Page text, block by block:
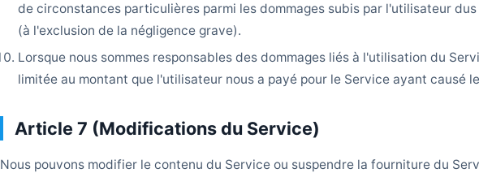
de circonstances particulières parmi les dommages subis par l'utilisateur
(à l'exclusion de la négligence grave).
Lorsque nous sommes responsables des dommages liés à l'utilisation du
limitée au montant que l'utilisateur nous a payé pour le Service ayant causé
Article 7 (Modifications du Service)
Nous pouvons modifier le contenu du Service ou suspendre la fourniture du